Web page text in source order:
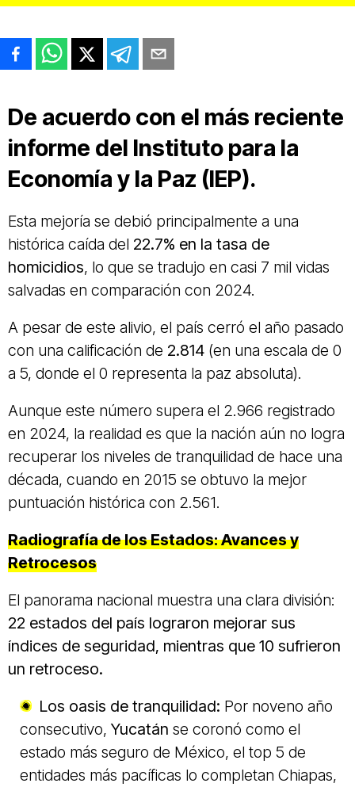
De acuerdo con el más reciente
informe del Instituto para la
Economía y la Paz (IEP).
Esta mejoría se debió principalmente a una
histórica caída del 22.7% en la tasa de
homicidios, lo que se tradujo en casi 7 mil vidas
salvadas en comparación con 2024.
A pesar de este alivio, el país cerró el año pasado
con una calificación de 2.814 (en una escala de 0
a 5, donde el 0 representa la paz absoluta).
Aunque este número supera el 2.966 registrado
en 2024, la realidad es que la nación aún no logra
recuperar los niveles de tranquilidad de hace una
década, cuando en 2015 se obtuvo la mejor
puntuación histórica con 2.561.
Radiografía de los Estados: Avances y
Retrocesos
El panorama nacional muestra una clara división:
22 estados del país lograron mejorar sus
índices de seguridad, mientras que 10 sufrieron
un retroceso.
Los oasis de tranquilidad: Por noveno año
consecutivo, Yucatán se coronó como el
estado más seguro de México, el top 5 de
entidades más pacíficas lo completan Chiapas,